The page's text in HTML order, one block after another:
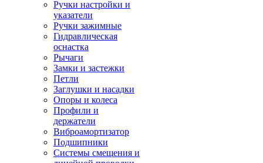
Ручки настройки и
указатели
Ручки зажимные
Гидравлическая
оснастка
Рычаги
Замки и застежки
Петли
Заглушки и насадки
Опоры и колеса
Профили и
держатели
Виброамортизатор
Подшипники
Системы смещения и